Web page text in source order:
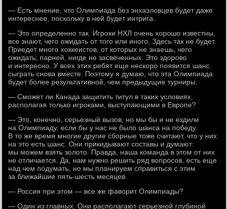
— Есть мнение, что Олимпиада без энхаэловцев будет даже
интереснее, поскольку в ней будет интрига.
— Это определенно так. Игроки НХЛ очень хорошо известны,
все знают, чего ожидать от того или иного. Здесь так не будет.
Приедет много хоккеистов, от которых не знаешь, чего
ожидать; парней, нигде не засвеченных. Это здорово
и интересно. У всех этих ребят еще нескоро появится шанс
сыграть снова вместе. Поэтому я думаю, что эта Олимпиада
будет более результативной, чем предыдущие турниры.
— Сможет ли Канада защитить титул в таких условиях,
располагая только игроками, выступающими в Европе?
— Это, конечно, серьезный вызов, но мы бы и не ездили
на Олимпиаду, если бы у нас не было шанса на победу.
В то же время многие другие сборные тоже считают, что у них
на это есть шанс. Они прикидывают составы и думают:
мы можем взять золото. Правда, наша команда в этом от них
не отличается. Да, нам нужно решить ряд вопросов, есть еще
над чем подумать, но мы планируем справиться с этим
за ближайшие пять-шесть месяцев.
— Россия при этом — все же фаворит Олимпиады?
— Один из главных. Они располагают серьезной глубиной